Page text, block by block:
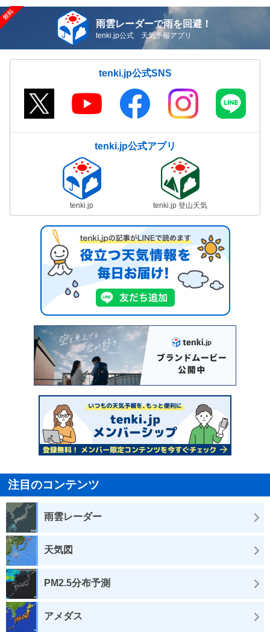
雨雲レーダーで雨を回避！
tenki.jp公式 天気予報アプリ
tenki.jp公式SNS
tenki.jp公式アプリ
tenki.jp tenki.jp 登山天気
注目のコンテンツ
雨雲レーダー
天気図
PM2.5分布予測
アメダス